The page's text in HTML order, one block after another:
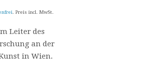
. Preis incl. MwSt.
Leiter des
an der
in Wien.